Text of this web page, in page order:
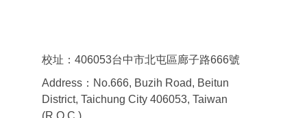
校址：406053台中市北屯區廊子路666號
Address：No.666, Buzih Road, Beitun
District, Taichung City 406053, Taiwan